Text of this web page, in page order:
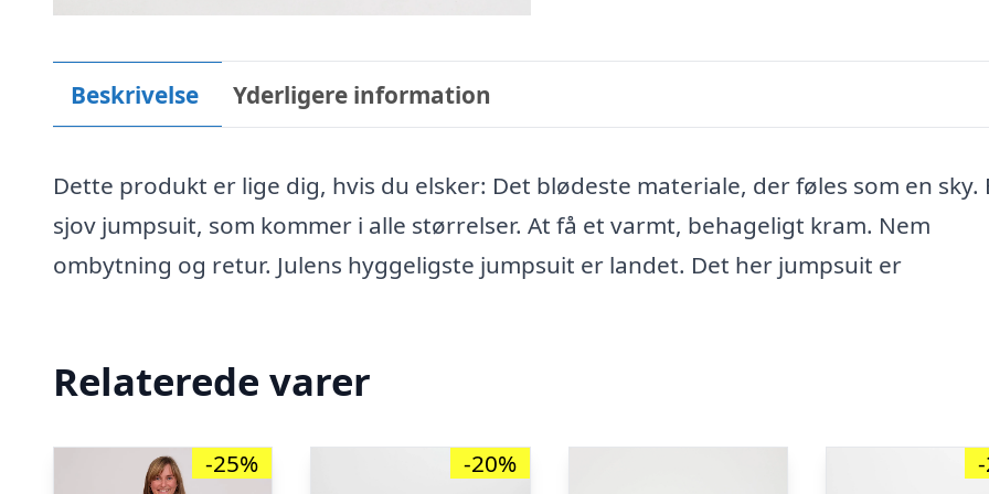
Beskrivelse Yderligere information
Dette produkt er lige dig, hvis du elsker: Det blødeste materiale, der føles som en sky.
sjov jumpsuit, som kommer i alle størrelser. At få et varmt, behageligt kram. Nem
ombytning og retur. Julens hyggeligste jumpsuit er landet. Det her jumpsuit er
Relaterede varer
-25% -20%